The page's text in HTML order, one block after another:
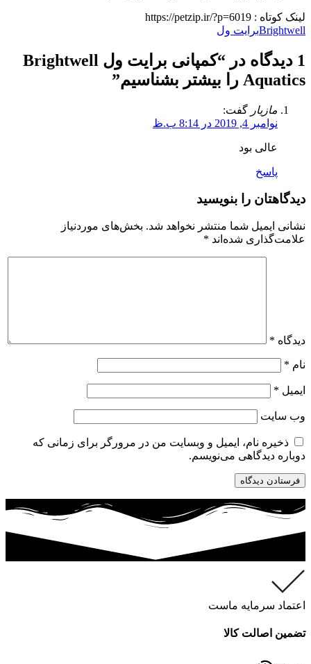
لینک کوتاه : https://petzip.ir/?p=6019
Brightwellبرایت ول
1 دیدگاه در “
کمپانی برایت ول Brightwell
Aquatics را بیشتر بشناسیم
”
مازیار گفت:
نوامبر 4, 2019 در 8:14 ب.ظ
عالی بود
پاسخ
دیدگاهتان را بنویسید
نشانی ایمیل شما منتشر نخواهد شد. بخش‌های موردنیاز
علامت‌گذاری شده‌اند *
دیدگاه *
نام *
ایمیل *
وب‌ سایت
ذخیره نام، ایمیل و وبسایت من در مرورگر برای زمانی که
دوباره دیدگاهی می‌نویسم.
اعتماد سرمایه ماست
تضمین اصالت کالا